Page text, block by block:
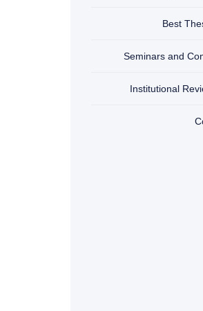
Best
Seminars and
Institutional